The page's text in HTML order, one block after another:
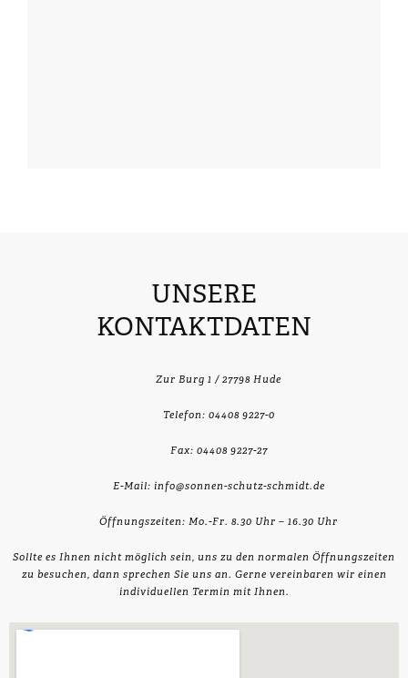
UNSERE
KONTAKTDATEN
Zur Burg 1 / 27798 Hude
Telefon: 04408 9227-0
Fax: 04408 9227-27
E-Mail: info@sonnen-schutz-schmidt.de
Öffnungszeiten: Mo.-Fr. 8.30 Uhr – 16.30 Uhr
Sollte es Ihnen nicht möglich sein, uns zu den normalen Öffnungszeiten
zu besuchen, dann sprechen Sie uns an. Gerne vereinbaren wir einen
individuellen Termin mit Ihnen.